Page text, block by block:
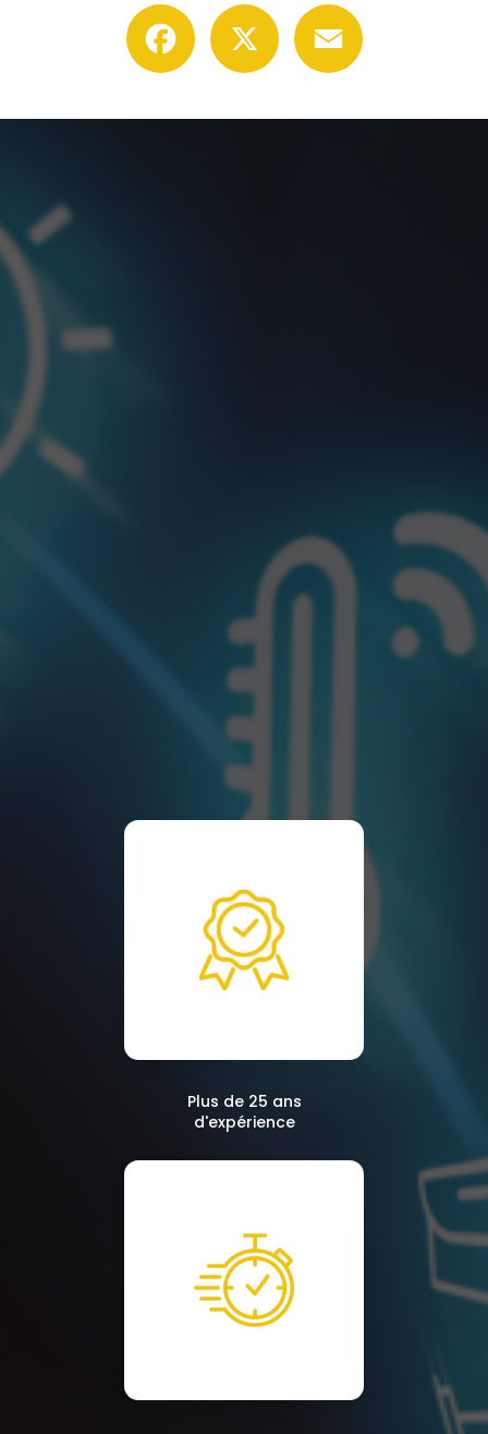
Facebook
Plus de 25 ans
d'expérience